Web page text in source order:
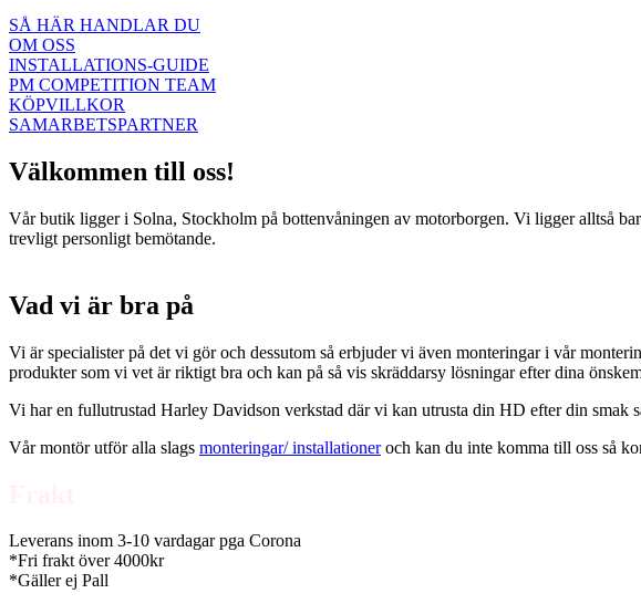
SÅ HÄR HANDLAR DU
OM OSS
INSTALLATIONS-GUIDE
PM COMPETITION TEAM
KÖPVILLKOR
SAMARBETSPARTNER
Välkommen till oss!
Vår butik ligger i Solna, Stockholm på bottenvåningen av motorborgen. Vi ligger alltså
trevligt personligt bemötande.
Vad vi är bra på
Vi är specialister på det vi gör och dessutom så erbjuder vi även monteringar i vår
produkter som vi vet är riktigt bra och kan på så vis skräddarsy lösningar efter dina
Vi har en fullutrustad Harley Davidson verkstad där vi kan utrusta din HD efter din smak
Vår montör utför alla slags monteringar/ installationeroch kan du inte komma till oss så
Leverans inom 3-10 vardagar pga Corona
*Fri frakt över 4000kr
*Gäller ej Pall